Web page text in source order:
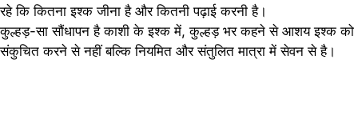
रहे कि कितना इश्क जीना है और कितनी पढ़ाई करनी है।
कुल्हड़-सा सौंधापन है काशी के इश्क में, कुल्हड़ भर कहने से आशय इश्क को
संकुचित करने से नहीं बल्कि नियमित और संतुलित मात्रा में सेवन से है।